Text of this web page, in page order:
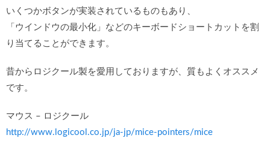
いくつかボタンが実装されているものもあり、
「ウインドウの最小化」などのキーボードショートカットを割
り当てることができます。
昔からロジクール製を愛用しておりますが、質もよくオススメ
です。
マウス – ロジクール
http://www.logicool.co.jp/ja-jp/mice-pointers/mice